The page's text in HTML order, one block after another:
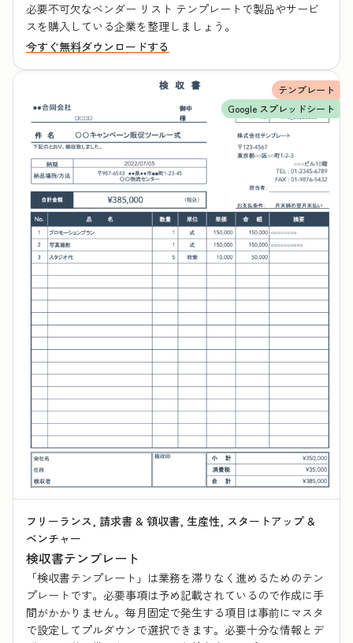
必要不可欠なベンダー リスト テンプレートで製品やサービ
スを購入している企業を整理しましょう。
今すぐ無料ダウンロードする
テンプレート
Google スプレッドシート
フリーランス, 請求書 & 領収書, 生産性, スタートアップ &
ベンチャー
検収書テンプレート
「検収書テンプレート」は業務を滞りなく進めるためのテン
プレートです。必要事項は予め記載されているので作成に手
間がかかりません。毎月固定で発生する項目は事前にマスタ
で設定してプルダウンで選択できます。必要十分な情報とデ